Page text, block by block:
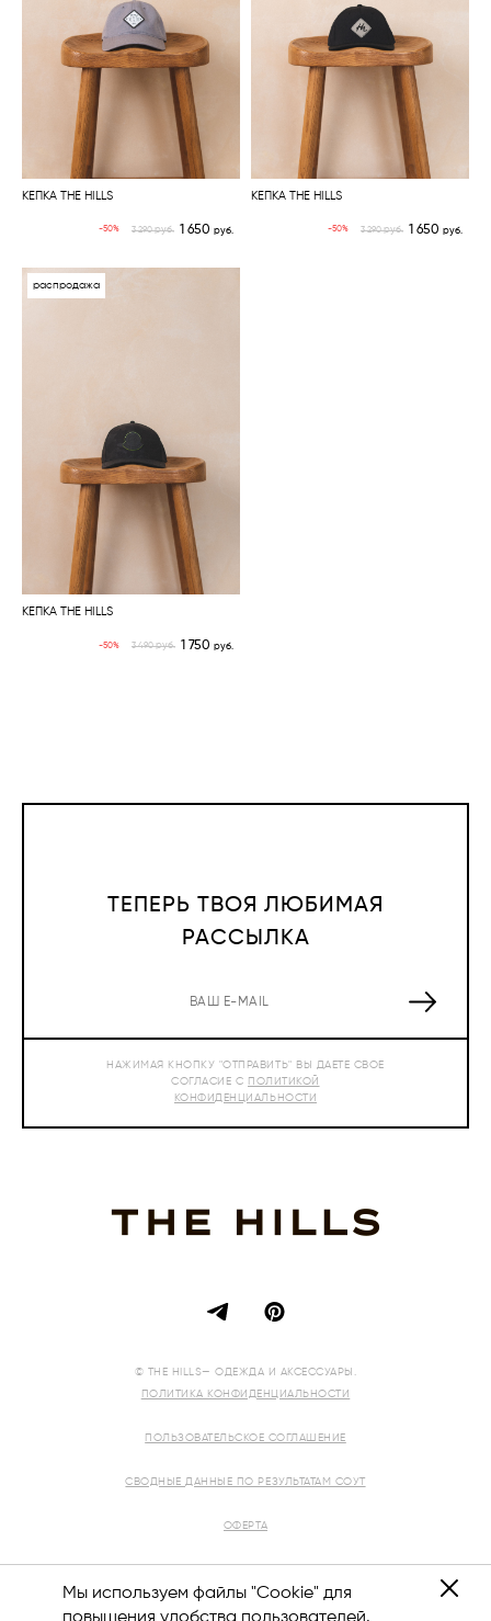
Мы используем файлы "Cookie" для
КЕПКА THE HILLS
-50% 3 290руб. 1 650 руб.
КЕПКА THE HILLS
-50% 3 290руб. 1 650руб.
распродажа
КЕПКА THE HILLS
-50% 3 490руб. 1 750 руб.
ТЕПЕРЬ ТВОЯ ЛЮБИМАЯ
РАССЫЛКА
НАЖИМАЯ КНОПКУ "ОТПРАВИТЬ" ВЫ ДАЕТЕ СВОЕ
СОГЛАСИЕ С ПОЛИТИКОЙ
КОНФИДЕНЦИАЛЬНОСТИ
© THE HILLS— ОДЕЖДА И АКСЕССУАРЫ.
ПОЛИТИКА КОНФИДЕНЦИАЛЬНОСТИ
ПОЛЬЗОВАТЕЛЬСКОЕ СОГЛАШЕНИЕ
СВОДНЫЕ ДАННЫЕ ПО РЕЗУЛЬТАТАМ СОУТ
ОФЕРТА